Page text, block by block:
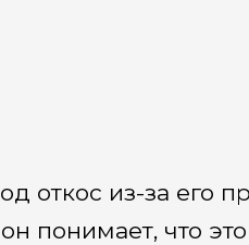
откос из-за его
понимает, что